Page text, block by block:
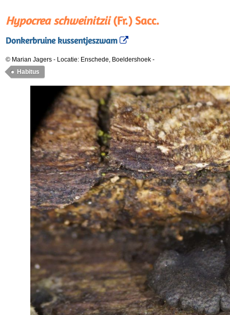
Hypocrea schweinitzii(Fr.) Sacc.
Donkerbruine kussentjeszwam
© Marian Jagers - Locatie: Enschede, Boeldershoek -
Habitus